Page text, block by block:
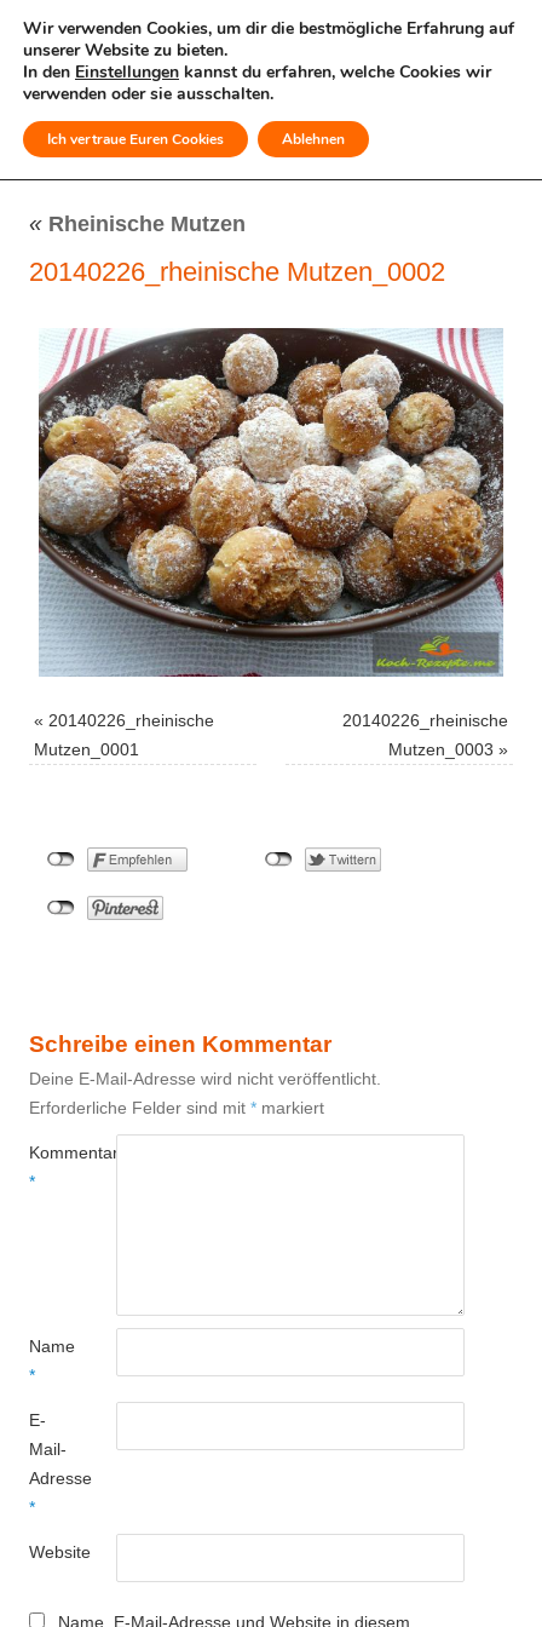
MENÜ
« Rheinische Mutzen
20140226_rheinische Mutzen_0002
« 20140226_rheinische
Mutzen_0001
20140226_rheinische
Mutzen_0003 »
Schreibe einen Kommentar
Deine E-Mail-Adresse wird nicht veröffentlicht.
Erforderliche Felder sind mit * markiert
Kommentar
*
Name
*
E-
Mail-
Adresse
*
Website
Name, E-Mail-Adresse und Website in diesem
Wir verwenden Cookies, um dir die bestmögliche Erfahrung auf
unserer Website zu bieten.
In den Einstellungen kannst du erfahren, welche Cookies wir
verwenden oder sie ausschalten.
Ich vertraue Euren Cookies Ablehnen